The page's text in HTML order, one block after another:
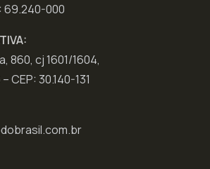
69.240-000
860, cj 1601/1604,
CEP: 30.140-131